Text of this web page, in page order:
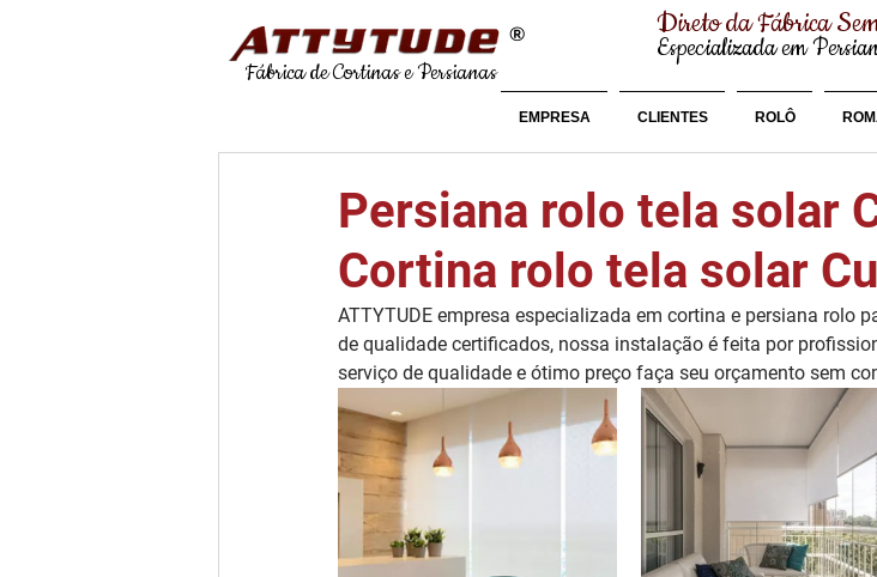
Fábrica de Cortinas e Persianas
® Direto da Fábrica
Especializada em
EMPRESA CLIENTES ROLÔ
Persiana rolo tela solar
Cortina rolo tela solar
ATTYTUDE empresa especializada em cortina e persiana rolo
de qualidade certificados, nossa instalação é feita por
serviço de qualidade e ótimo preço faça seu orçamento sem